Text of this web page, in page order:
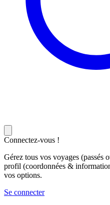
Connectez-vous !
Gérez tous vos voyages (passés
profil (coordonnées &
vos options.
Se connecter